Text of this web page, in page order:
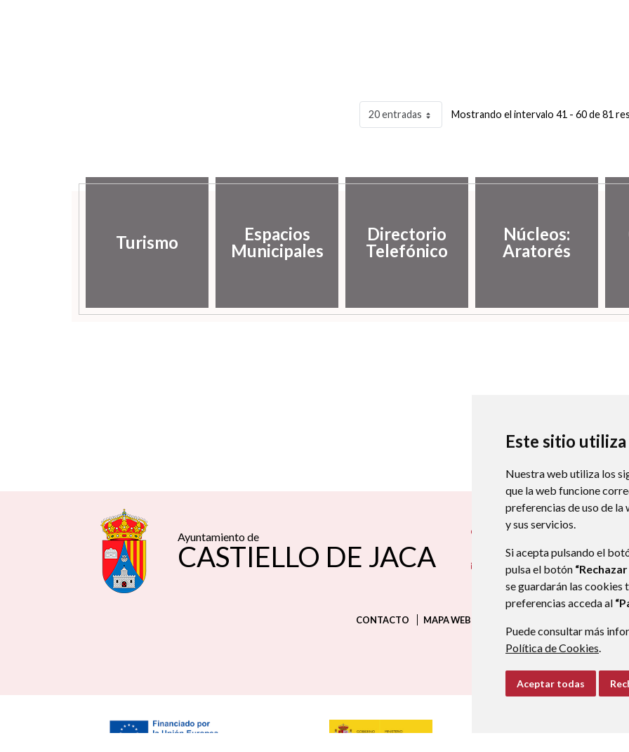
Este sitio
Nuestra web utiliza los
que la web funcione
preferencias de uso de la
y sus servicios.
Si acepta pulsando el
pulsa el botón
se guardarán las cookies
preferencias acceda al
Puede consultar más
Política de Cookies.
Aceptar todas
20 entradas Mostrando el intervalo 41 - 60 de 81
Turismo
Espacios
Municipales
Directorio
Telefónico
Núcleos:
Aratorés
Ayuntamiento de
CASTIELLO DE JACA
Plaza San Martín, nº 422710
974350025
974350025
aytocastiellojaca@aragon.es
CONTACTO MAPA WEB